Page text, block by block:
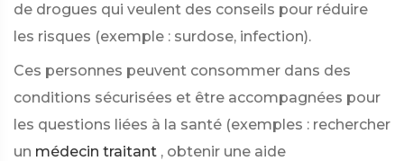
de drogues qui veulent des conseils pour réduire
les risques (exemple : surdose, infection).
Ces personnes peuvent consommer dans des
conditions sécurisées et être accompagnées pour
les questions liées à la santé (exemples : rechercher
un médecin traitant , obtenir une aide